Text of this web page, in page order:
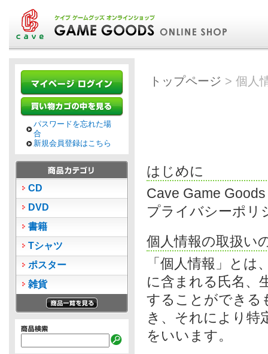
パスワードを忘れた場
合
新規会員登録はこちら
CD
DVD
書籍
Tシャツ
ポスター
雑貨
トップページ > 個人
はじめに
Cave Game
プライバシーポリ
個人情報の取扱い
「個人情報」と
に含まれる氏名、
することができる
き、それにより特
をいいます。